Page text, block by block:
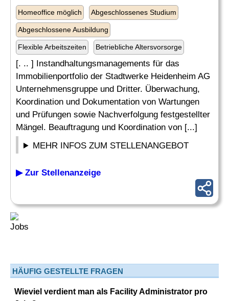
Homeoffice möglich Abgeschlossenes Studium
Abgeschlossene Ausbildung
Flexible Arbeitszeiten Betriebliche Altersvorsorge
[. .. ] Instandhaltungsmanagements für das
Immobilienportfolio der Stadtwerke Heidenheim AG
Unternehmensgruppe und Dritter. Überwachung,
Koordination und Dokumentation von Wartungen
und Prüfungen sowie Nachverfolgung festgestellter
Mängel. Beauftragung und Koordination von [...]
MEHR INFOS ZUM STELLENANGEBOT
▶ Zur Stellenanzeige
HÄUFIG GESTELLTE FRAGEN
Wieviel verdient man als Facility Administrator pro